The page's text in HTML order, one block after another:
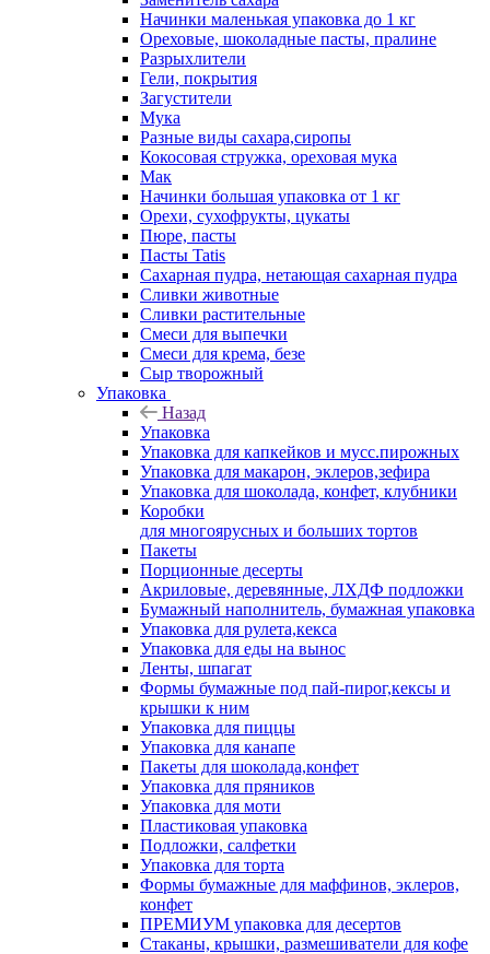
Начинки маленькая упаковка до 1 кг
Ореховые, шоколадные пасты, пралине
Разрыхлители
Гели, покрытия
Загустители
Мука
Разные виды сахара,сиропы
Кокосовая стружка, ореховая мука
Мак
Начинки большая упаковка от 1 кг
Орехи, сухофрукты, цукаты
Пюре, пасты
Пасты Tatis
Сахарная пудра, нетающая сахарная пудра
Сливки животные
Сливки растительные
Смеси для выпечки
Смеси для крема, безе
Сыр творожный
Упаковка
Назад
Упаковка
Упаковка для капкейков и мусс.пирожных
Упаковка для макарон, эклеров,зефира
Упаковка для шоколада, конфет, клубники
Коробки
для многоярусных и больших тортов
Пакеты
Порционные десерты
Акриловые, деревянные, ЛХДФ подложки
Бумажный наполнитель, бумажная упаковка
Упаковка для рулета,кекса
Упаковка для еды на вынос
Ленты, шпагат
Формы бумажные под пай-пирог,кексы и
крышки к ним
Упаковка для пиццы
Упаковка для канапе
Пакеты для шоколада,конфет
Упаковка для пряников
Упаковка для моти
Пластиковая упаковка
Подложки, салфетки
Упаковка для торта
Формы бумажные для маффинов, эклеров,
конфет
ПРЕМИУМ упаковка для десертов
Стаканы, крышки, размешиватели для кофе